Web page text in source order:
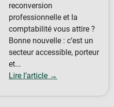
reconversion
professionnelle et la
comptabilité vous attire ?
Bonne nouvelle : c’est un
secteur accessible, porteur
et...
Lire l’article →